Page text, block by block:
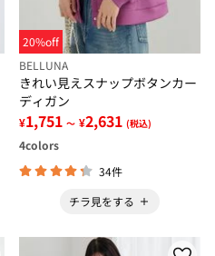
20%off
BELLUNA
きれい見えスナップボタンカー
ディガン
¥1,751 ～ ¥2,631 (税込)
4colors
34件
チラ見をする